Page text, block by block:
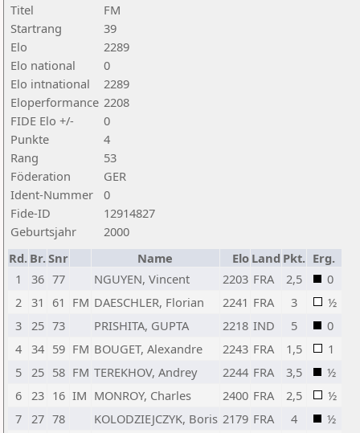
Titel
FM
Startrang
39
Elo
2289
Elo national
0
Elo intnational
2289
Eloperformance 2208
FIDE Elo +/-
0
Punkte
4
Rang
53
Föderation
GER
Ident-Nummer
0
Fide-ID
12914827
Geburtsjahr
2000
Rd. Br.Snr Name Elo Land Pkt. Erg.
1
36 77 NGUYEN, Vincent 2203 FRA 2,5
0
2
31 61 FM DAESCHLER, Florian 2241 FRA 3
½
3
25 73 PRISHITA, GUPTA 2218 IND 5
0
4
34 59 FM BOUGET, Alexandre 2243 FRA 1,5
1
5
25 58 FM TEREKHOV, Andrey 2244 FRA 3,5
½
6
23 16 IM MONROY, Charles 2400 FRA 2,5
½
7
27 78 KOLODZIEJCZYK, Boris 2179 FRA 4
½